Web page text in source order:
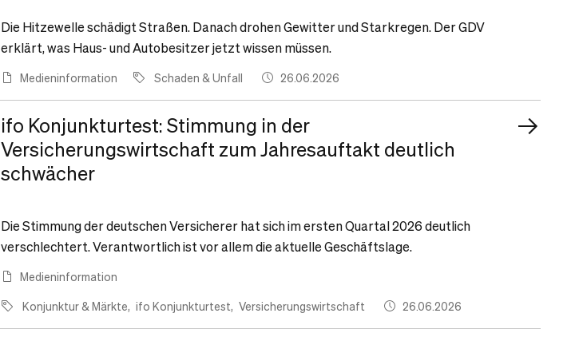
Die Hitzewelle schädigt Straßen. Danach drohen Gewitter und Starkregen. Der GDV
erklärt, was Haus- und Autobesitzer jetzt wissen müssen.
Medieninformation Schaden & Unfall 26.06.2026
ifo Konjunkturtest: Stimmung in der
Versicherungswirtschaft zum Jahresauftakt deutlich
schwächer
Die Stimmung der deutschen Versicherer hat sich im ersten Quartal 2026 deutlich
verschlechtert. Verantwortlich ist vor allem die aktuelle Geschäftslage.
Medieninformation
Konjunktur & Märkte ifo Konjunkturtest Versicherungswirtschaft 26.06.2026